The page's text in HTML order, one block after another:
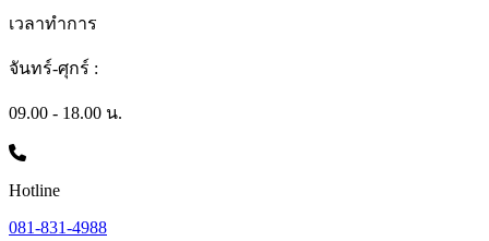
เวลาทำการ
จันทร์-ศุกร์ :
09.00 - 18.00 น.
Hotline
081-831-4988